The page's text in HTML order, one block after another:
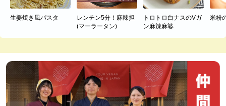
生姜焼き風パスタ
レンチン5分！麻辣担
(マーラータン)
トロトロ白ナスのVガ
ン麻辣麻婆
米粉